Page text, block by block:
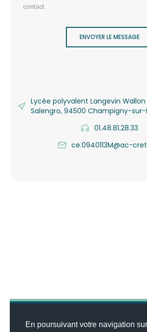
En poursuivant votre navigation
contact.
ENVOYER LE MESSAGE
Lycée polyvalent Langevin Wallon
Salengro, 94500 Champigny-
01.48.81.28.33
ce.0940113M@ac-